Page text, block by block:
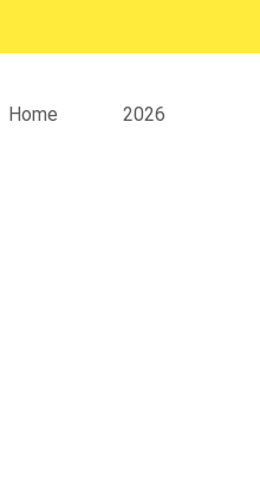
Home 2026